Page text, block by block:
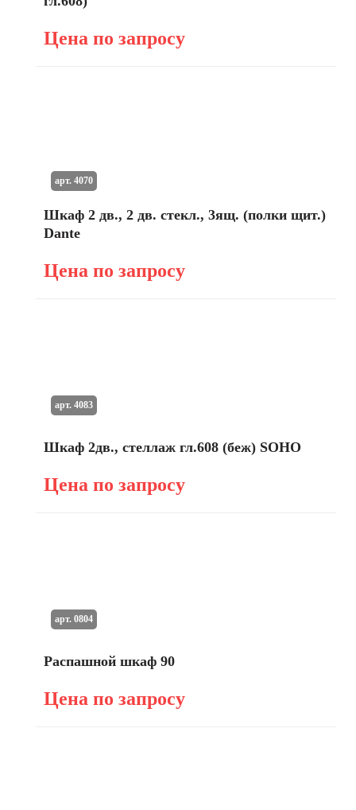
Цена по запросу
Шкаф 2 дв., 2 дв. стекл., 3ящ. (полки щит.)
Dante
Цена по запросу
арт. 4070
Шкаф 2дв., стеллаж гл.608 (беж) SOHO
Цена по запросу
арт. 4083
Распашной шкаф 90
Цена по запросу
арт. 0804